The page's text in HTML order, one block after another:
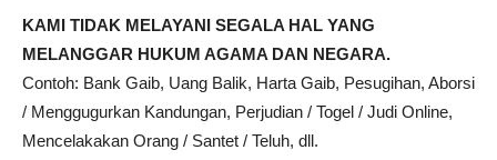
KAMI TIDAK MELAYANI SEGALA HAL YANG
MELANGGAR HUKUM AGAMA DAN NEGARA.
Contoh: Bank Gaib, Uang Balik, Harta Gaib, Pesugihan, Aborsi
/ Menggugurkan Kandungan, Perjudian / Togel / Judi Online,
Mencelakakan Orang / Santet / Teluh, dll.